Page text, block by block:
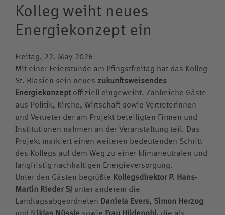
Jesuiten in St. Blasien
Erziehung
Sozialcurriculum
Sozialpraktikum
Grundsätze
Schutzkonzept
Rechte und Pflichten
Verdacht auf Mobbing
Ansprechpartner
Aufklärung Missbrauch
Digitale Bildung
Zentrum für individuelle Begabungsförderung
Übersicht
Konzeption
Berufsorientierung
Kollegsbibliothek
Externat
Praktikum und Referendariat
Zeugnisbeilage
Schweizer Schüler
Elterninformationen
Elternbeirat
Antrag auf Schulbefreiung
Pater-Schall Zentrum
Förderung im Internat
Tagesablauf Internat
Ernährung im Internat
Elternbeirat
Internationalität
Standort
Voraussetzungen & Kosten
Internatsleben A – Z
Übersicht
Musik-AG
Musikschule
Musikhaus Bleiche
Kontakt
Sportverein
Kunstwerkstatt
Konzept
Kursprogramm
Anmeldung
Teilnahmebedingungen
Kollegsfernsehen
Förderverein
Stiftung
Spende Online
Ferientermine
Kalender
Pfingsten
Informationen
Aktuelle Meldungen
Kosten
Arbeiten am Kolleg St. Blasien
Stellenangebote
Altschüler
Anreise
Historie
Links
Klostergeschichten
Knabenchor „Stella Silvae“
Team
Übersicht
Andreas Goldschmidt
Susanne Hirt
Pater Marco Hubrig SJ
Wolfgang Mayer
Christian Niederhofer
Pater Hans-Martin Rieder SJ
Cathrin Stoll
Katrin Hoffmann-Allgeier
Anmeldung
Anmeldung für Klasse 5
Kolleg weiht neues
Energiekonzept ein
Freitag, 22. May 2026
Mit einer Feierstunde am Pfingstfreitag hat das Kolleg
St. Blasien sein neues zukunftsweisendes
Energiekonzeptoffiziell eingeweiht. Zahlreiche Gäste
aus Politik, Kirche, Wirtschaft sowie Vertreterinnen
und Vertreter der am Projekt beteiligten Firmen und
Institutionen nahmen an der Veranstaltung teil. Das
Projekt markiert einen weiteren bedeutenden Schritt
des Kollegs auf dem Weg zu einer klimaneutralen und
langfristig nachhaltigen Energieversorgung.
Unter den Gästen begrüßte Kollegsdirektor P. Hans-
Martin Rieder SJ unter anderem die
Landtagsabgeordneten Daniela Evers, Simon Herzog
und Niklas Nüssle sowie Frau Hüdepohl, die als